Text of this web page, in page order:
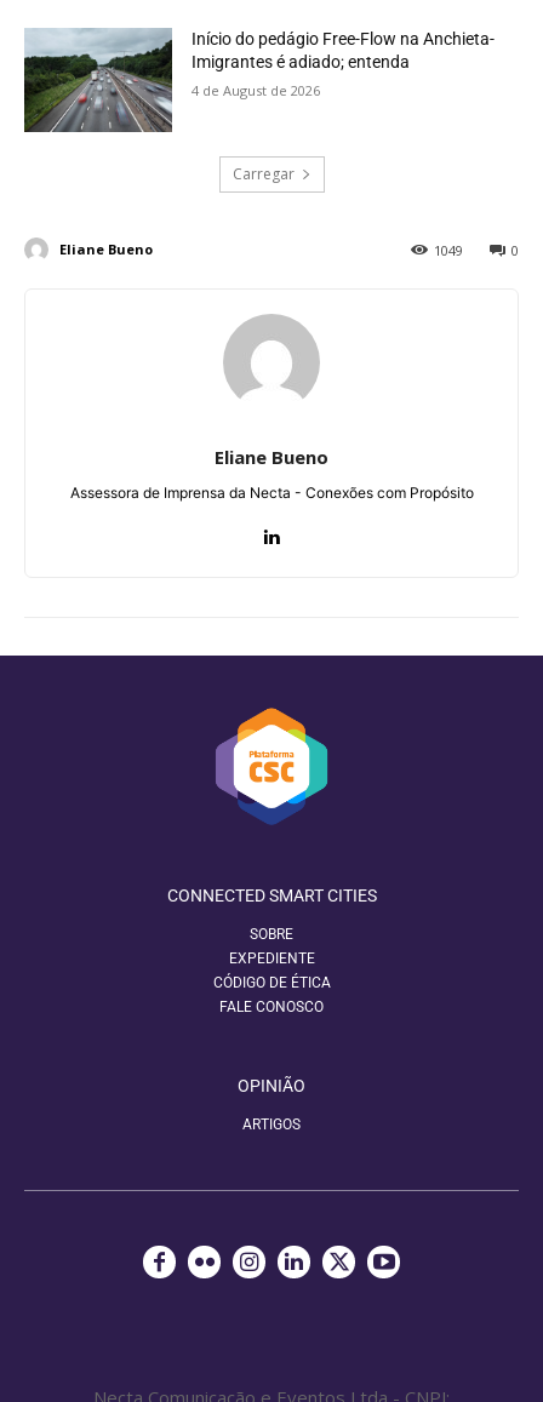
Início do pedágio Free-Flow na Anchieta-
Imigrantes é adiado; entenda
4 de August de 2026
Carregar
Eliane Bueno 0
1049
Eliane Bueno
Assessora de Imprensa da Necta - Conexões com Propósito
CONNECTED SMART CITIES
SOBRE
EXPEDIENTE
CÓDIGO DE ÉTICA
FALE CONOSCO
OPINIÃO
ARTIGOS